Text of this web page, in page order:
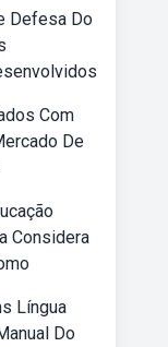
Defesa Do
Com
De
Considera
Língua
Do